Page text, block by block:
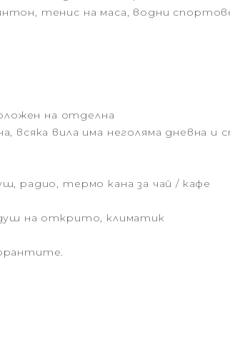
тенис на маса, водни
на отделна
вила има неголяма дневна и
радuо, термо кана за чай / кафе
на открито, климатик